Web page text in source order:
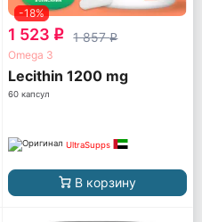
-18%
1 523 q 1 857q
Omega 3
Lecithin 1200 mg
60 капсул
UltraSupps
В корзину